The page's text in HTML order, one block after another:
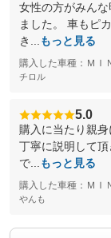
女性の方がみん
ました。 車もピ
き...
もっと見る
購入した車種：ＭＩ
チロル
5.0
購入に当たり親
丁寧に説明して
で...
もっと見る
購入した車種：ＭＩ
やんも